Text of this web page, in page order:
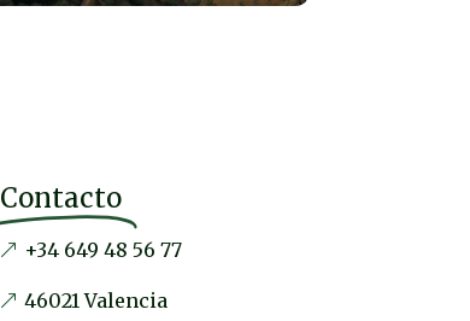
Contacto
+34 649 48 56 77
46021 Valencia